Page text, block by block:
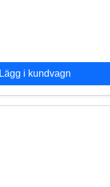
Lägg i kundvagn